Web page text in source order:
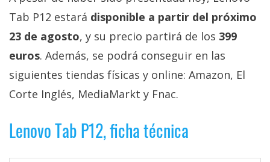
Tab P12 estará disponible a partir del próximo
23 de agosto, y su precio partirá de los 399
euros. Además, se podrá conseguir en las
siguientes tiendas físicas y online: Amazon, El
Corte Inglés, MediaMarkt y Fnac.
Lenovo Tab P12, ficha técnica